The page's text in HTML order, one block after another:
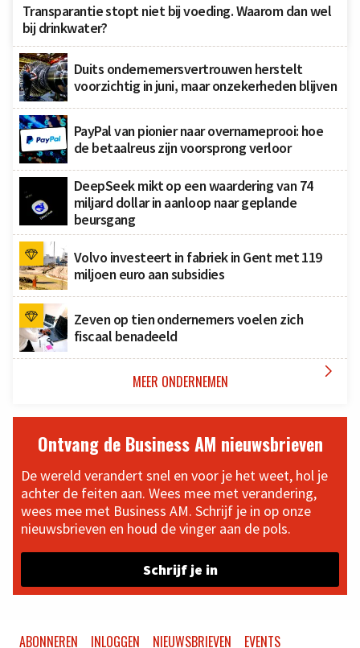
Transparantie stopt niet bij voeding. Waarom dan wel
bij drinkwater?
Duits ondernemersvertrouwen herstelt
voorzichtig in juni, maar onzekerheden blijven
PayPal van pionier naar overnameprooi: hoe
de betaalreus zijn voorsprong verloor
DeepSeek mikt op een waardering van 74
miljard dollar in aanloop naar geplande
beursgang
Volvo investeert in fabriek in Gent met 119
miljoen euro aan subsidies
Zeven op tien ondernemers voelen zich
fiscaal benadeeld
MEER ONDERNEMEN 
Ontvang de Business AM nieuwsbrieven
De wereld verandert snel en voor je het weet, hol je
achter de feiten aan. Wees mee met verandering,
wees mee met Business AM. Schrijf je in op onze
nieuwsbrieven en houd de vinger aan de pols.
Schrijf je in
ABONNEREN INLOGGEN NIEUWSBRIEVEN EVENTS